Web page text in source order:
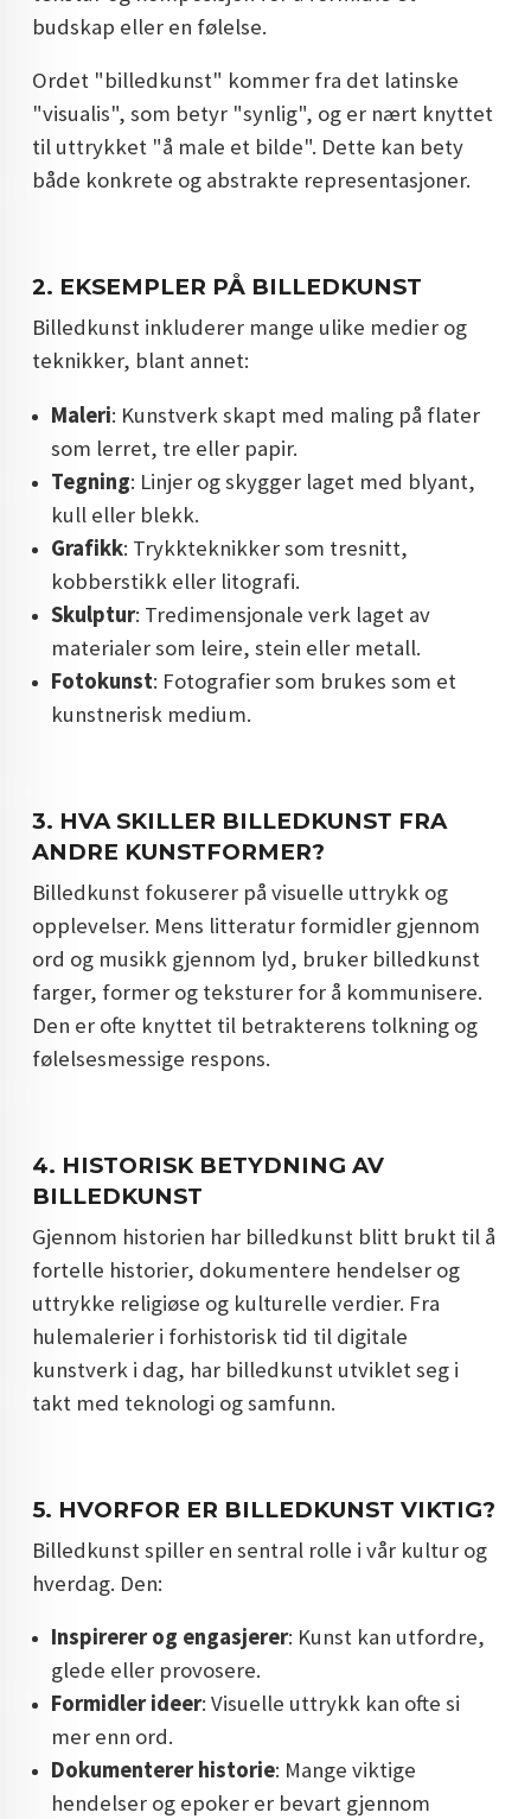
budskap eller en følelse.
Ordet "billedkunst" kommer fra det latinske
"visualis", som betyr "synlig", og er nært knyttet
til uttrykket "å male et bilde". Dette kan bety
både konkrete og abstrakte representasjoner.
2. EKSEMPLER PÅ BILLEDKUNST
Billedkunst inkluderer mange ulike medier og
teknikker, blant annet:
Maleri: Kunstverk skapt med maling på flater
som lerret, tre eller papir.
Tegning: Linjer og skygger laget med blyant,
kull eller blekk.
Grafikk: Trykkteknikker som tresnitt,
kobberstikk eller litografi.
Skulptur: Tredimensjonale verk laget av
materialer som leire, stein eller metall.
Fotokunst: Fotografier som brukes som et
kunstnerisk medium.
3. HVA SKILLER BILLEDKUNST FRA
ANDRE KUNSTFORMER?
Billedkunst fokuserer på visuelle uttrykk og
opplevelser. Mens litteratur formidler gjennom
ord og musikk gjennom lyd, bruker billedkunst
farger, former og teksturer for å kommunisere.
Den er ofte knyttet til betrakterens tolkning og
følelsesmessige respons.
4. HISTORISK BETYDNING AV
BILLEDKUNST
Gjennom historien har billedkunst blitt brukt til å
fortelle historier, dokumentere hendelser og
uttrykke religiøse og kulturelle verdier. Fra
hulemalerier i forhistorisk tid til digitale
kunstverk i dag, har billedkunst utviklet seg i
takt med teknologi og samfunn.
5. HVORFOR ER BILLEDKUNST VIKTIG?
Billedkunst spiller en sentral rolle i vår kultur og
hverdag. Den:
Inspirerer og engasjerer: Kunst kan utfordre,
glede eller provosere.
Formidler ideer: Visuelle uttrykk kan ofte si
mer enn ord.
Dokumenterer historie: Mange viktige
hendelser og epoker er bevart gjennom